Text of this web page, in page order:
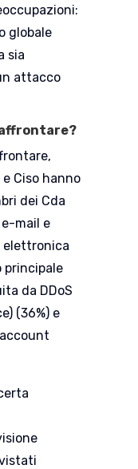
globale
sia
attacco
affrontare?
Ciso hanno
dei Cda
mail e
elettronica
principale
da DDoS
(36%) e